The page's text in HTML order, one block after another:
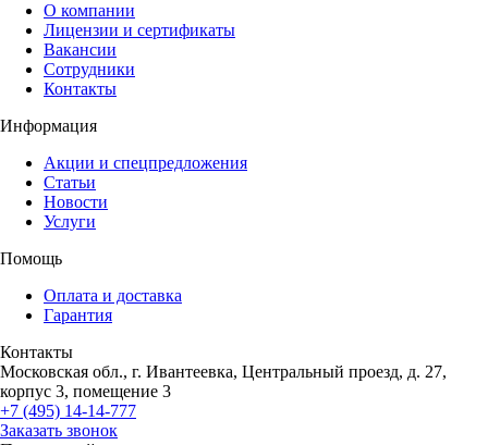
О компании
Лицензии и сертификаты
Вакансии
Сотрудники
Контакты
Информация
Акции и спецпредложения
Статьи
Новости
Услуги
Помощь
Оплата и доставка
Гарантия
Контакты
Московская обл., г. Ивантеевка, Центральный проезд, д. 27,
корпус 3, помещение 3
+7 (495) 14-14-777
Заказать звонок